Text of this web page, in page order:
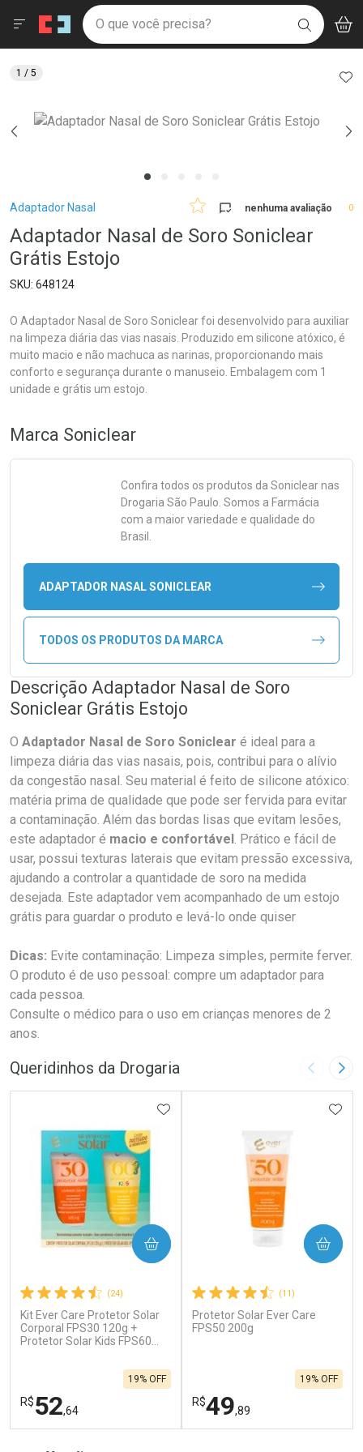
Drogaria São Paulo
Ir direto para a home
pela página
Ir direto para o conteúdo
Ir direto para a busca
Ir direto para a conta
Ir direto para a notificações
Ir direto para o carrinho
Faça a sua busca
O que você precisa? BUSCAR
Menu
Breadcrumb
Adaptador Nasal nenhuma avaliação 0
Adaptador Nasal de Soro Soniclear
Grátis Estojo
648124
O Adaptador Nasal de Soro Soniclear foi desenvolvido para auxiliar
na limpeza diária das vias nasais. Produzido em silicone atóxico, é
muito macio e não machuca as narinas, proporcionando mais
conforto e segurança durante o manuseio. Embalagem com 1
unidade e grátis um estojo.
1 / 5
Marca Soniclear
Confira todos os produtos da Soniclearnas
Drogaria São Paulo. Somos a Farmácia
com a maior variedade e qualidade do
Brasil.
ADAPTADOR NASAL SONICLEAR
TODOS OS PRODUTOS DA MARCA
Descrição Adaptador Nasal de Soro
Soniclear Grátis Estojo
O Adaptador Nasal de Soro Soniclear é ideal para a
limpeza diária das vias nasais, pois, contribui para o alívio
da congestão nasal. Seu material é feito de silicone atóxico:
matéria prima de qualidade que pode ser fervida para evitar
a contaminação. Além das bordas lisas que evitam lesões,
este adaptador é macio e confortável. Prático e fácil de
usar, possui texturas laterais que evitam pressão excessiva,
ajudando a controlar a quantidade de soro na medida
desejada. Este adaptador vem acompanhado de um estojo
grátis para guardar o produto e levá-lo onde quiser
Dicas: Evite contaminação: Limpeza simples, permite ferver.
O produto é de uso pessoal: compre um adaptador para
cada pessoa.
Consulte o médico para o uso em crianças menores de 2
anos.
Queridinhos da Drogaria Imagem
(24)
Kit Ever Care Protetor Solar
Corporal FPS30 120g +
Protetor Solar Kids FPS60
R$52,64
19% OFF
ADICIONAR AOS FAVORITOS
COMPRAR
(11)
Protetor Solar Ever Care
FPS50 200g
R$49,89
19% OFF
COMPRAR